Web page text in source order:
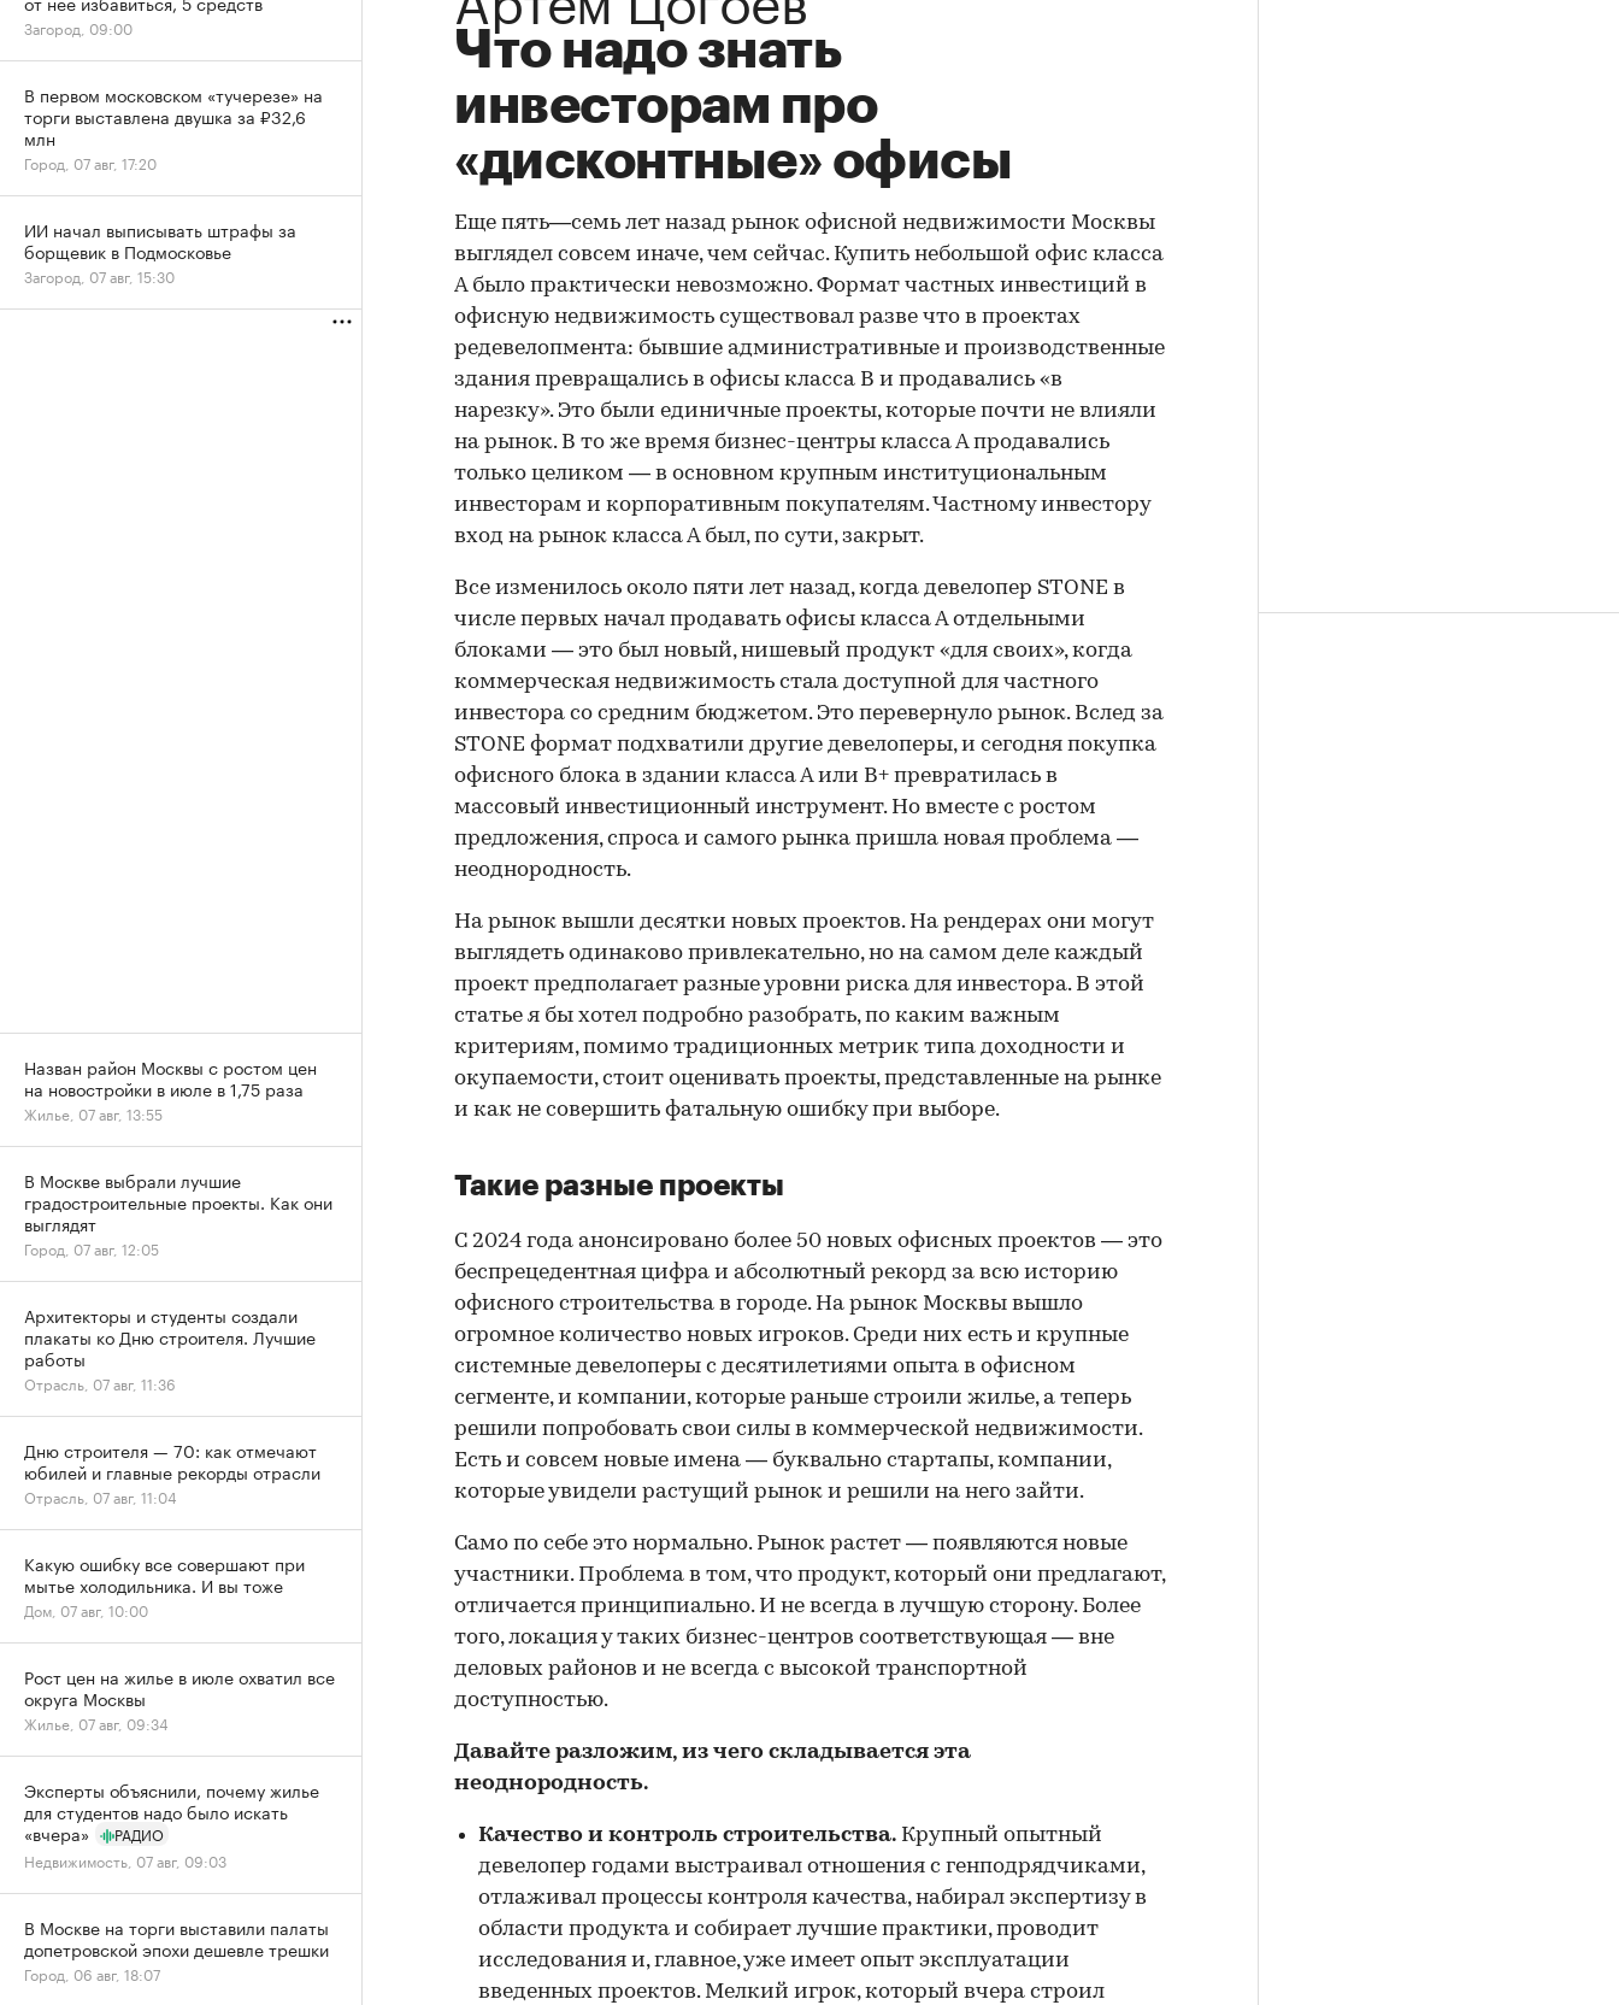
Что надо знать
инвесторам про
«дисконтные» офисы
Еще пять—семь лет назад рынок офисной недвижимости Москвы
выглядел совсем иначе, чем сейчас. Купить небольшой офис класса
А было практически невозможно. Формат частных инвестиций в
офисную недвижимость существовал разве что в проектах
редевелопмента: бывшие административные и производственные
здания превращались в офисы класса В и продавались «в
нарезку». Это были единичные проекты, которые почти не влияли
на рынок. В то же время бизнес-центры класса А продавались
только целиком — в основном крупным институциональным
инвесторам и корпоративным покупателям. Частному инвестору
вход на рынок класса А был, по сути, закрыт.
Все изменилось около пяти лет назад, когда девелопер STONE в
числе первых начал продавать офисы класса А отдельными
блоками — это был новый, нишевый продукт «для своих», когда
коммерческая недвижимость стала доступной для частного
инвестора со средним бюджетом. Это перевернуло рынок. Вслед за
STONE формат подхватили другие девелоперы, и сегодня покупка
офисного блока в здании класса А или В+ превратилась в
массовый инвестиционный инструмент. Но вместе с ростом
предложения, спроса и самого рынка пришла новая проблема —
неоднородность.
На рынок вышли десятки новых проектов. На рендерах они могут
выглядеть одинаково привлекательно, но на самом деле каждый
проект предполагает разные уровни риска для инвестора. В этой
статье я бы хотел подробно разобрать, по каким важным
критериям, помимо традиционных метрик типа доходности и
окупаемости, стоит оценивать проекты, представленные на рынке
и как не совершить фатальную ошибку при выборе.
Такие разные проекты
С 2024 года анонсировано более 50 новых офисных проектов — это
беспрецедентная цифра и абсолютный рекорд за всю историю
офисного строительства в городе. На рынок Москвы вышло
огромное количество новых игроков. Среди них есть и крупные
системные девелоперы с десятилетиями опыта в офисном
сегменте, и компании, которые раньше строили жилье, а теперь
решили попробовать свои силы в коммерческой недвижимости.
Есть и совсем новые имена — буквально стартапы, компании,
которые увидели растущий рынок и решили на него зайти.
Само по себе это нормально. Рынок растет — появляются новые
участники. Проблема в том, что продукт, который они предлагают,
отличается принципиально. И не всегда в лучшую сторону. Более
того, локация у таких бизнес-центров соответствующая — вне
деловых районов и не всегда с высокой транспортной
доступностью.
Давайте разложим, из чего складывается эта
неоднородность.
Качество и контроль строительства. Крупный опытный
девелопер годами выстраивал отношения с генподрядчиками,
отлаживал процессы контроля качества, набирал экспертизу в
области продукта и собирает лучшие практики, проводит
исследования и, главное, уже имеет опыт эксплуатации
введенных проектов. Мелкий игрок, который вчера строил
Загород, 09:00
В первом московском «тучерезе» на
торги выставлена двушка за ₽32,6
млн
Город, 07 авг, 17:20
ИИ начал выписывать штрафы за
борщевик в Подмосковье
Загород, 07 авг, 15:30
Назван район Москвы с ростом цен
на новостройки в июле в 1,75 раза
Жилье, 07 авг, 13:55
В Москве выбрали лучшие
градостроительные проекты. Как они
выглядят
Город, 07 авг, 12:05
Архитекторы и студенты создали
плакаты ко Дню строителя. Лучшие
работы
Отрасль, 07 авг, 11:36
Дню строителя — 70: как отмечают
юбилей и главные рекорды отрасли
Отрасль, 07 авг, 11:04
Какую ошибку все совершают при
мытье холодильника. И вы тоже
Дом, 07 авг, 10:00
Рост цен на жилье в июле охватил все
округа Москвы
Жилье, 07 авг, 09:34
Эксперты объяснили, почему жилье
для студентов надо было искать
«вчера»
РАДИО
Недвижимость, 07 авг, 09:03
В Москве на торги выставили палаты
допетровской эпохи дешевле трешки
Город, 06 авг, 18:07